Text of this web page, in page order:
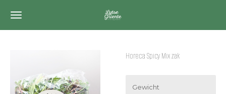
Ga
Horeca Spicy Mix zak
Gewicht